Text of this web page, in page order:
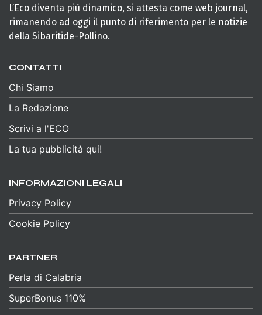
L’Eco diventa più dinamico, si attesta come web journal,
rimanendo ad oggi il punto di riferimento per le notizie
della Sibaritide-Pollino.
CONTATTI
Chi Siamo
La Redazione
Scrivi a l'ECO
La tua pubblicità qui!
INFORMAZIONI LEGALI
Privacy Policy
Cookie Policy
PARTNER
Perla di Calabria
SuperBonus 110%